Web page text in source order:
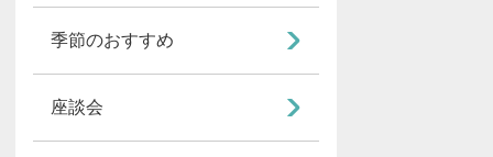
季節のおすすめ
座談会